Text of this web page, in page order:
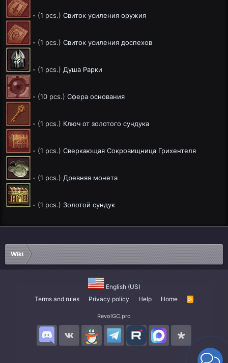
- (1 pcs.) Свиток усиления оружия
- (1 pcs.) Свиток усиления доспехов
- (1 pcs.) Душа Рарки
- (10 pcs.) Сфера основания
- (1 pcs.) Ключ от золотого сундука
- (1 pcs.) Сверкающая Сокровищница Грихентеля
- (1 pcs.) Древняя монета
- (1 pcs.) Золотой сундук
Wiki
English (US)
Terms and rules
Privacy policy Help Home
R
RevolGC.pro